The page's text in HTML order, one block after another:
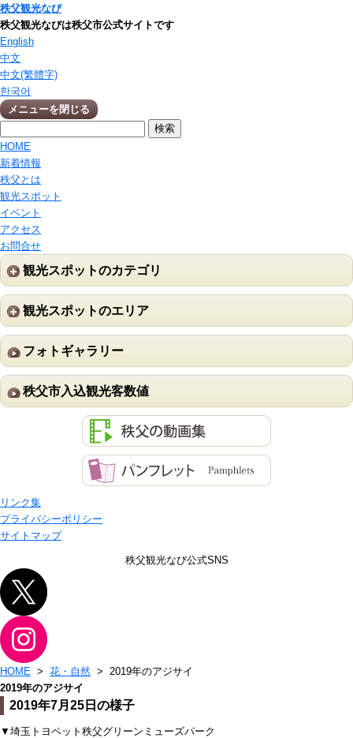
秩父観光なび
秩父観光なびは秩父市公式サイトです
English
中文
中文(繁體字)
한국어
メニューを閉じる
HOME
新着情報
秩父とは
観光スポット
イベント
アクセス
お問合せ
観光スポットのカテゴリ
観光スポットのエリア
フォトギャラリー
秩父市入込観光客数値
リンク集
プライバシーポリシー
サイトマップ
秩父観光なび公式SNS
HOME > 花・自然 > 2019年のアジサイ
2019年のアジサイ
2019年7月25日の様子
▼埼玉トヨペット秩父グリーンミューズパーク